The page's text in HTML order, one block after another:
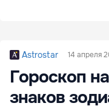
Astrostar 14 апреля
Гороскоп
знаков